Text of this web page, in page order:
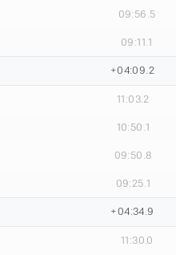
09:56.5
09:11.1
+04:09.2
11:03.2
10:50.1
09:50.8
09:25.1
+04:34.9
11:30.0